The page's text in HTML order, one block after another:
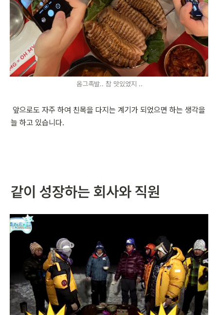
옴그족발.. 참 맛있었지 ..
늘 하고 있습니다.
같이 성장하는 회사와 직원